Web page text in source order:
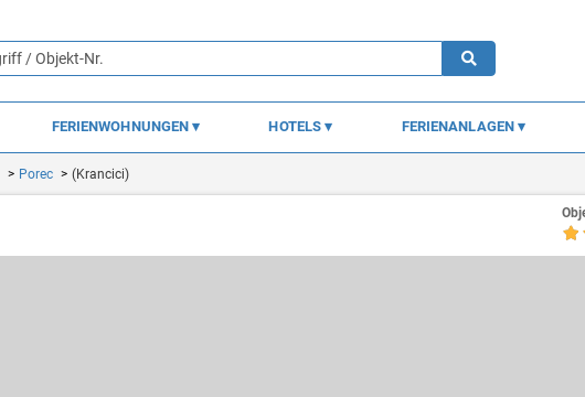
FERIENWOHNUNGEN HOTELS FERIENANLAGEN
Porec (Krancici)